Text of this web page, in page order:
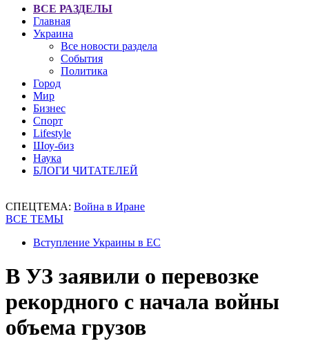
ВСЕ РАЗДЕЛЫ
Главная
Украина
Все новости раздела
События
Политика
Город
Мир
Бизнес
Спорт
Lifestyle
Шоу-биз
Наука
БЛОГИ ЧИТАТЕЛЕЙ
СПЕЦТЕМА: Война в Иране
ВСЕ ТЕМЫ
Вступление Украины в ЕС
В УЗ заявили о перевозке
рекордного с начала войны
объема грузов